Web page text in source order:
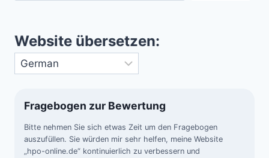
Website übersetzen:
Fragebogen zur Bewertung
Bitte nehmen Sie sich etwas Zeit um den Fragebogen
auszufüllen. Sie würden mir sehr helfen, meine Website
„hpo-online.de“ kontinuierlich zu verbessern und